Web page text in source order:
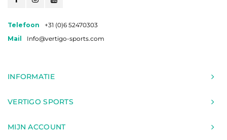
Telefoon
+31 (0)6 52470303
Mail
Info@vertigo-sports.com
INFORMATIE
VERTIGO SPORTS
MIJN ACCOUNT